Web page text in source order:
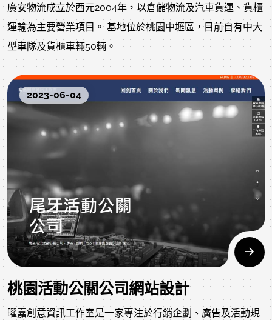
廣安物流成立於西元2004年，以倉儲物流及汽車貨運、貨櫃
運輸為主要營業項目。 基地位於桃園中壢區，目前自有中大
型車隊及貨櫃車輛50輛。
2023-06-04
桃園活動公關公司網站設計
曜嘉創意資訊工作室是一家專注於行銷企劃、廣告及活動規